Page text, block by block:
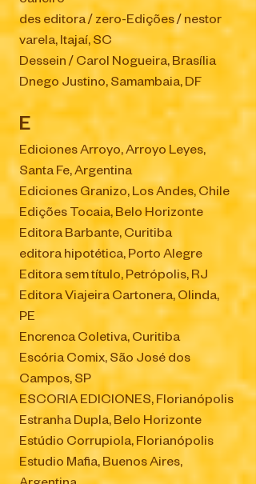
des editora / zero-Edições / nestor
varela, Itajaí, SC
Dessein / Carol Nogueira, Brasília
Dnego Justino, Samambaia, DF
E
Ediciones Arroyo, Arroyo Leyes,
Santa Fe, Argentina
Ediciones Granizo, Los Andes, Chile
Edições Tocaia, Belo Horizonte
Editora Barbante, Curitiba
editora hipotética, Porto Alegre
Editora sem título, Petrópolis, RJ
Editora Viajeira Cartonera, Olinda,
PE
Encrenca Coletiva, Curitiba
Escória Comix, São José dos
Campos, SP
ESCORIA EDICIONES, Florianópolis
Estranha Dupla, Belo Horizonte
Estúdio Corrupiola, Florianópolis
Estudio Mafia, Buenos Aires,